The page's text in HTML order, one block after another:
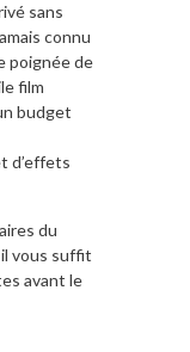
sans
connu
poignée de
film
budget
d’effets
du
vous suffit
avant le